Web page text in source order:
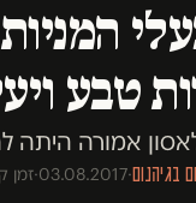
טבע
אמורה היתה
בגיהנום·
03.08.2017
·זמן